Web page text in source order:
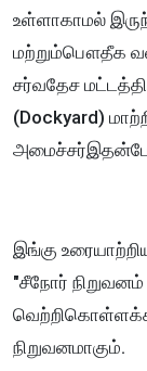
உள்ளாகாமல்
மற்றும்பௌதீக
சர்வதேச
(Dockyard)
இங்கு
"சீநோர்
நிறுவனமாகும்.